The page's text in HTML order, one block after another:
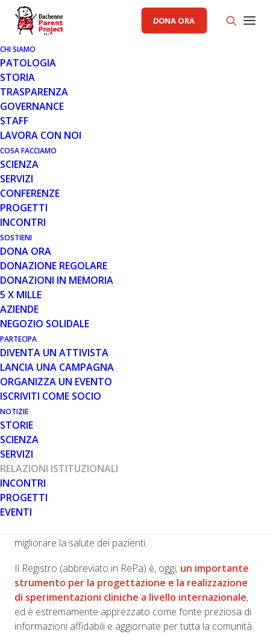
DONA ORA
CHI SIAMO
PATOLOGIA
STORIA
TRASPARENZA
GOVERNANCE
STAFF
LAVORA CON NOI
COSA FACCIAMO
SCIENZA
SERVIZI
CONFERENZE
PROGETTI
INCONTRI
SOSTIENI
DONA ORA
DONAZIONE REGOLARE
DONAZIONI IN MEMORIA
5 X MILLE
AZIENDE
NEGOZIO SOLIDALE
PARTECIPA
DIVENTA UN ATTIVISTA
LANCIA UNA CAMPAGNA
ORGANIZZA UN EVENTO
ISCRIVITI COME SOCIO
NOTIZIE
STORIE
SCIENZA
SERVIZI
RELAZIONI ISTITUZIONALI
INCONTRI
PROGETTI
EVENTI
NOTIZIE, RELAZIONI ISTITUZIONALI
27 MAR 2025
UN AGGIORNAMENTO SUL
REGISTRO PAZIENTI DMD/BMD
IlRegistro Pazienti DMD/BMD Italia
Project nel 2008, è una banca dati che raccoglie
informazioni demografiche e cliniche sui pazienti, ma è
anche molto di più. È uno strumento attraverso il quale
pazienti e famiglie possono aiutare la ricerca a
progredire, con gli obiettivi di trovare un trattamento per
migliorare la salute dei pazienti.
Il Registro (abbreviato in RePa) è, oggi, un importante
strumento per la progettazione e la realizzazione
di sperimentazioni cliniche a livello internazionale,
ed è estremamente apprezzato come fonte preziosa di
informazioni affidabili e aggiornate per tutta la comunità